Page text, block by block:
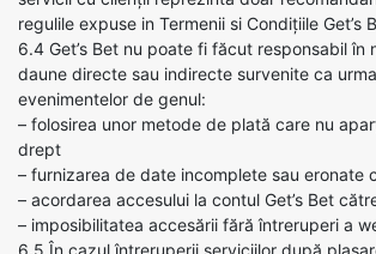
regulile expuse in Termenii si Condițiile Get’s
6.4 Get’s Bet nu poate fi făcut responsabil în
daune directe sau indirecte survenite ca
evenimentelor de genul:
– folosirea unor metode de plată care nu
drept
– furnizarea de date incomplete sau eronate
– acordarea accesului la contul Get’s Bet
– imposibilitatea accesării fără întreruperi a
6.5 În cazul întreruperii serviciilor după